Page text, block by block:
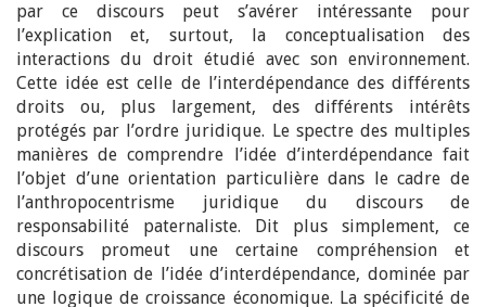
par ce discours peut s’avérer intéressante pour
l’explication et, surtout, la conceptualisation des
interactions du droit étudié avec son environnement.
Cette idée est celle de l’interdépendance des différents
droits ou, plus largement, des différents intérêts
protégés par l’ordre juridique. Le spectre des multiples
manières de comprendre l’idée d’interdépendance fait
l’objet d’une orientation particulière dans le cadre de
l’anthropocentrisme juridique du discours de
responsabilité paternaliste. Dit plus simplement, ce
discours promeut une certaine compréhension et
concrétisation de l’idée d’interdépendance, dominée par
une logique de croissance économique. La spécificité de